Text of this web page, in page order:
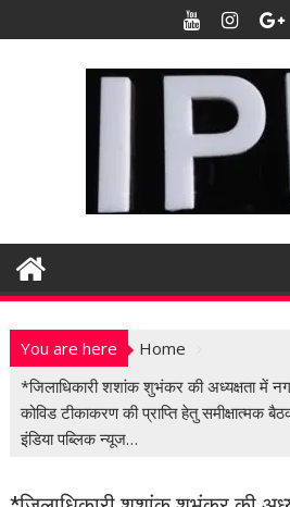
k
t
n
You are here
Home
*जिलाधिकारी शशांक शुभंकर की अध्यक्षता में
कोविड टीकाकरण की प्राप्ति हेतु
इंडिया पब्लिक न्यूज…